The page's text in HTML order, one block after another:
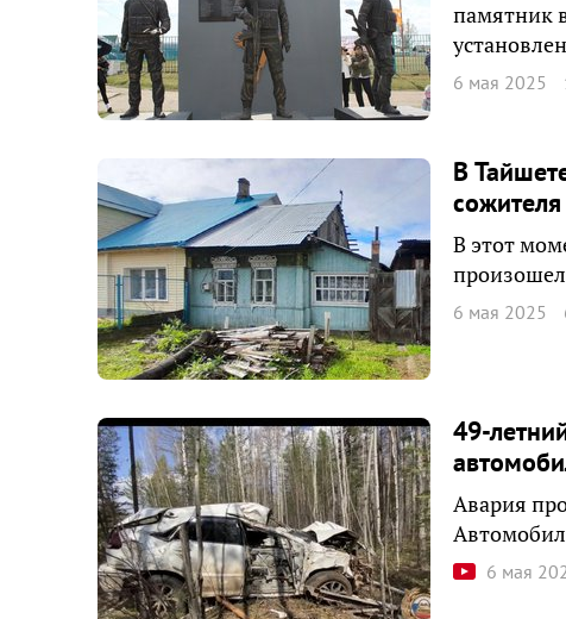
памятник
6 мая 2025
В
В этот
произошел
6 мая 2025
49-
Авария
6 мая